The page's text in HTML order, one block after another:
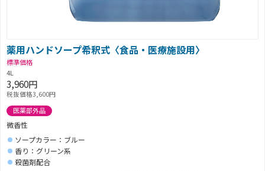
薬用ハンドソープ希釈式〈食品・医療施設用〉
標準価格
4L
3,960円
税抜価格3,600円
医薬部外品
微香性
ソープカラー：ブルー
香り：グリーン系
殺菌剤配合